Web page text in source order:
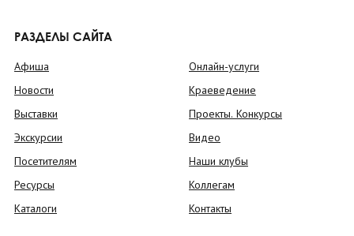
РАЗДЕЛЫ САЙТА
Афиша
Новости
Выставки
Экскурсии
Посетителям
Ресурсы
Каталоги
Онлайн-услуги
Краеведение
Проекты. Конкурсы
Видео
Наши клубы
Коллегам
Контакты